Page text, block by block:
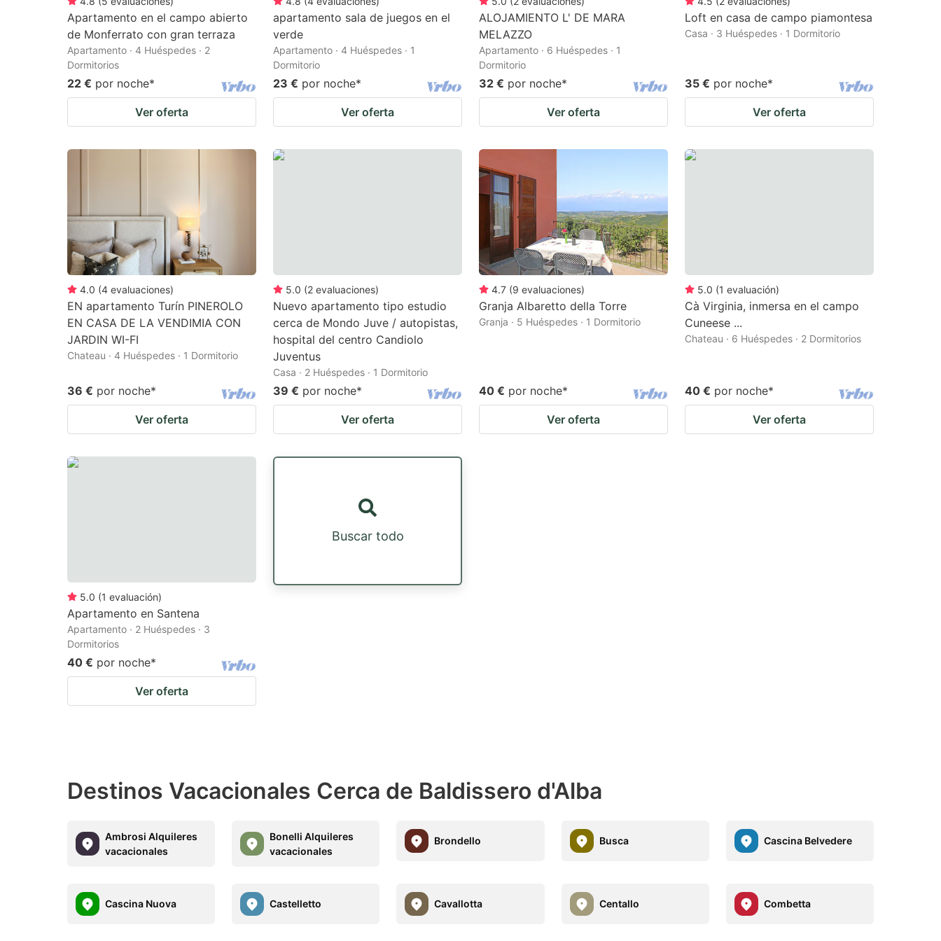
Apartamento en el campo abierto
de Monferrato con gran terraza
Apartamento · 4 Huéspedes · 2
Dormitorios
22 € por noche*
Ver oferta
apartamento sala de juegos en el
verde
Apartamento · 4 Huéspedes · 1
Dormitorio
23 € por noche*
Ver oferta
ALOJAMIENTO L' DE MARA
MELAZZO
Apartamento · 6 Huéspedes · 1
Dormitorio
32 € por noche*
Ver oferta
Loft en casa de campo piamontesa
Casa · 3 Huéspedes · 1 Dormitorio
35 € por noche*
Ver oferta
4.0 (4 evaluaciones)
EN apartamento Turín PINEROLO
EN CASA DE LA VENDIMIA CON
JARDIN WI-FI
Chateau · 4 Huéspedes · 1 Dormitorio
36 € por noche*
Ver oferta
5.0 (2 evaluaciones)
Nuevo apartamento tipo estudio
cerca de Mondo Juve / autopistas,
hospital del centro Candiolo
Juventus
Casa · 2 Huéspedes · 1 Dormitorio
39 € por noche*
Ver oferta
4.7 (9 evaluaciones)
Granja Albaretto della Torre
Granja · 5 Huéspedes · 1 Dormitorio
40 € por noche*
Ver oferta
5.0 (1 evaluación)
Cà Virginia, inmersa en el campo
Cuneese ...
Chateau · 6 Huéspedes · 2 Dormitorios
40 € por noche*
Ver oferta
5.0 (1 evaluación)
Apartamento en Santena
Apartamento · 2 Huéspedes · 3
Dormitorios
40 € por noche*
Ver oferta
Buscar todo
Destinos Vacacionales Cerca de Baldissero d'Alba
Ambrosi Alquileres
vacacionales
Bonelli Alquileres
vacacionales
Brondello Busca Cascina Belvedere
Cascina Nuova Castelletto Cavallotta Centallo Combetta